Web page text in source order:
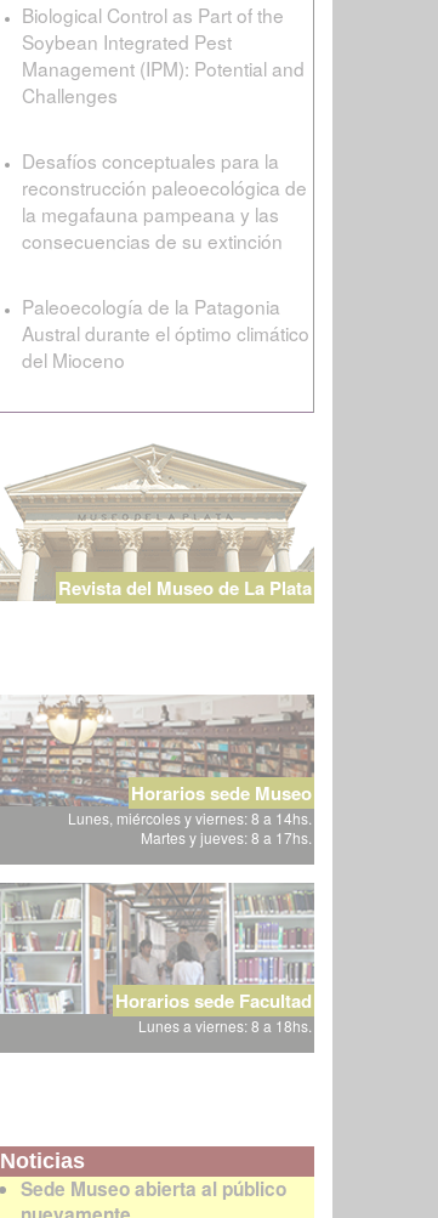
Biological Control as Part of the
Soybean Integrated Pest
Management (IPM): Potential and
Challenges
Desafíos conceptuales para la
reconstrucción paleoecológica de
la megafauna pampeana y las
consecuencias de su extinción
Paleoecología de la Patagonia
Austral durante el óptimo climático
del Mioceno
Revista del Museo de La Plata
Horarios sede Museo
Lunes, miércoles y viernes: 8 a 14hs.
Martes y jueves: 8 a 17hs.
Horarios sede Facultad
Lunes a viernes: 8 a 18hs.
Noticias
Sede Museo abierta al público